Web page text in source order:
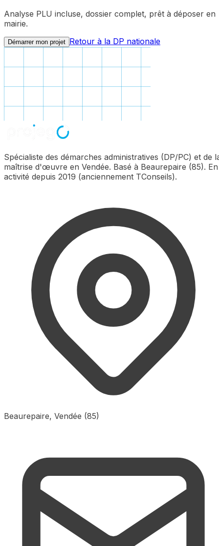
Analyse PLU incluse, dossier complet, prêt à déposer en
mairie.
Démarrer mon projet Retour à la DP nationale
Spécialiste des démarches administratives (DP/PC) et de
maîtrise d'œuvre en Vendée. Basé à Beaurepaire (85). En
activité depuis 2019 (anciennement TConseils).
Beaurepaire, Vendée (85)